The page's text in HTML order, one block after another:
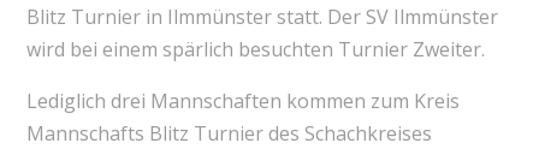
Blitz Turnier in Ilmmünster statt. Der SV Ilmmünster
wird bei einem spärlich besuchten Turnier Zweiter.
Lediglich drei Mannschaften kommen zum Kreis
Mannschafts Blitz Turnier des Schachkreises